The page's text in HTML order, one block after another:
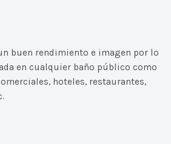
buen rendimiento e imagen por lo
en cualquier baño público como
hoteles, restaurantes,